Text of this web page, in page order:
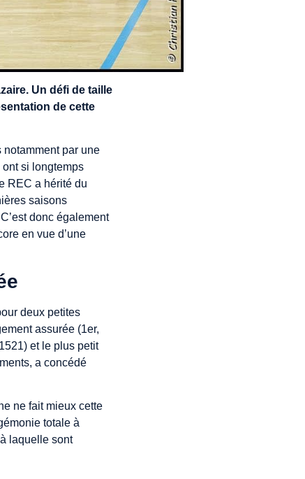
Un défi de taille
de cette
par une
si longtemps
REC a hérité du
saisons
donc également
en vue d’une
deux petites
assurée (1er,
et le plus petit
a concédé
ne fait mieux cette
totale à
laquelle sont